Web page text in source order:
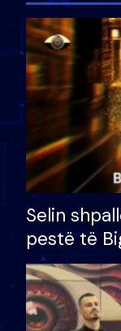
Selin
pestë të
çmimin e